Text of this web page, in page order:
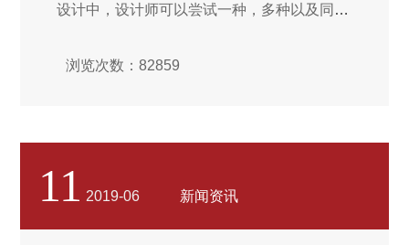
设计中，设计师可以尝试一种，多种以及同一
形状以及背景图片，让页面视觉上更加丰富而
浏览次数：82859
11 2019-06 新闻资讯